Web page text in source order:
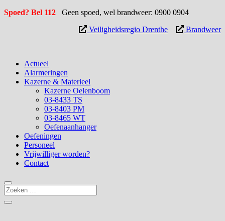
Spoed? Bel 112
Geen spoed, wel brandweer: 0900 0904
Veiligheidsregio Drenthe
Brandweer
Actueel
Alarmeringen
Kazerne & Materieel
Kazerne Oelenboom
03-8433 TS
03-8403 PM
03-8465 WT
Oefenaanhanger
Oefeningen
Personeel
Vrijwilliger worden?
Contact